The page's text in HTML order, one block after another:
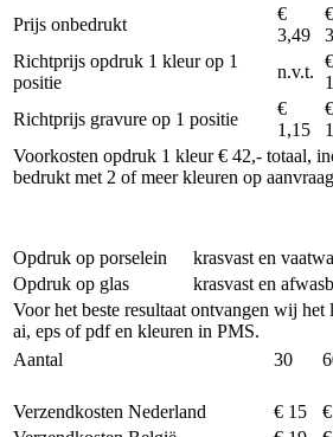
Prijs onbedrukt
€
3,49
€
Richtprijs opdruk 1 kleur op 1
positie
n.v.t.
€
Richtprijs gravure op 1 positie
€
1,15
€
Voorkosten opdruk 1 kleur € 42,- totaal,
bedrukt met 2 of meer kleuren op
Opdruk op porselein
krasvast en
Opdruk op glas
krasvast en
Voor het beste resultaat ontvangen wij het
ai, eps of pdf en kleuren in PMS.
Aantal
30
Verzendkosten Nederland € 15